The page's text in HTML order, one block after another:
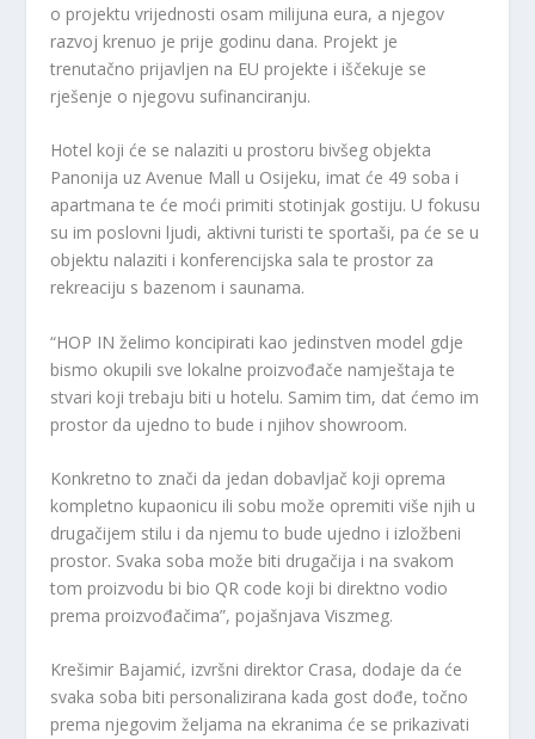
o projektu vrijednosti osam milijuna eura, a njegov
razvoj krenuo je prije godinu dana. Projekt je
trenutačno prijavljen na EU projekte i iščekuje se
rješenje o njegovu sufinanciranju.
Hotel koji će se nalaziti u prostoru bivšeg objekta
Panonija uz Avenue Mall u Osijeku, imat će 49 soba i
apartmana te će moći primiti stotinjak gostiju. U fokusu
su im poslovni ljudi, aktivni turisti te sportaši, pa će se u
objektu nalaziti i konferencijska sala te prostor za
rekreaciju s bazenom i saunama.
“HOP IN želimo koncipirati kao jedinstven model gdje
bismo okupili sve lokalne proizvođače namještaja te
stvari koji trebaju biti u hotelu. Samim tim, dat ćemo im
prostor da ujedno to bude i njihov showroom.
Konkretno to znači da jedan dobavljač koji oprema
kompletno kupaonicu ili sobu može opremiti više njih u
drugačijem stilu i da njemu to bude ujedno i izložbeni
prostor. Svaka soba može biti drugačija i na svakom
tom proizvodu bi bio QR code koji bi direktno vodio
prema proizvođačima”, pojašnjava Viszmeg.
Krešimir Bajamić, izvršni direktor Crasa, dodaje da će
svaka soba biti personalizirana kada gost dođe, točno
prema njegovim željama na ekranima će se prikazivati